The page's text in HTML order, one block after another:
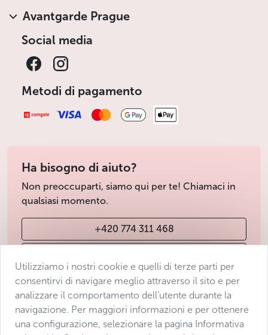
Avantgarde Prague
Social media
Metodi di pagamento
Ha bisogno di aiuto?
Non preoccuparti, siamo qui per te! Chiamaci in
qualsiasi momento.
+420 774 311 468
Condizioni di vendita
Protezione dei dati
Utilizziamo i nostri cookie e quelli di terze parti per
consentirvi di navigare meglio attraverso il sito e per
analizzare il comportamento dell’utente durante la
navigazione. Per maggiori informazioni e per ottenere
una configurazione, selezionare la pagina Informativa